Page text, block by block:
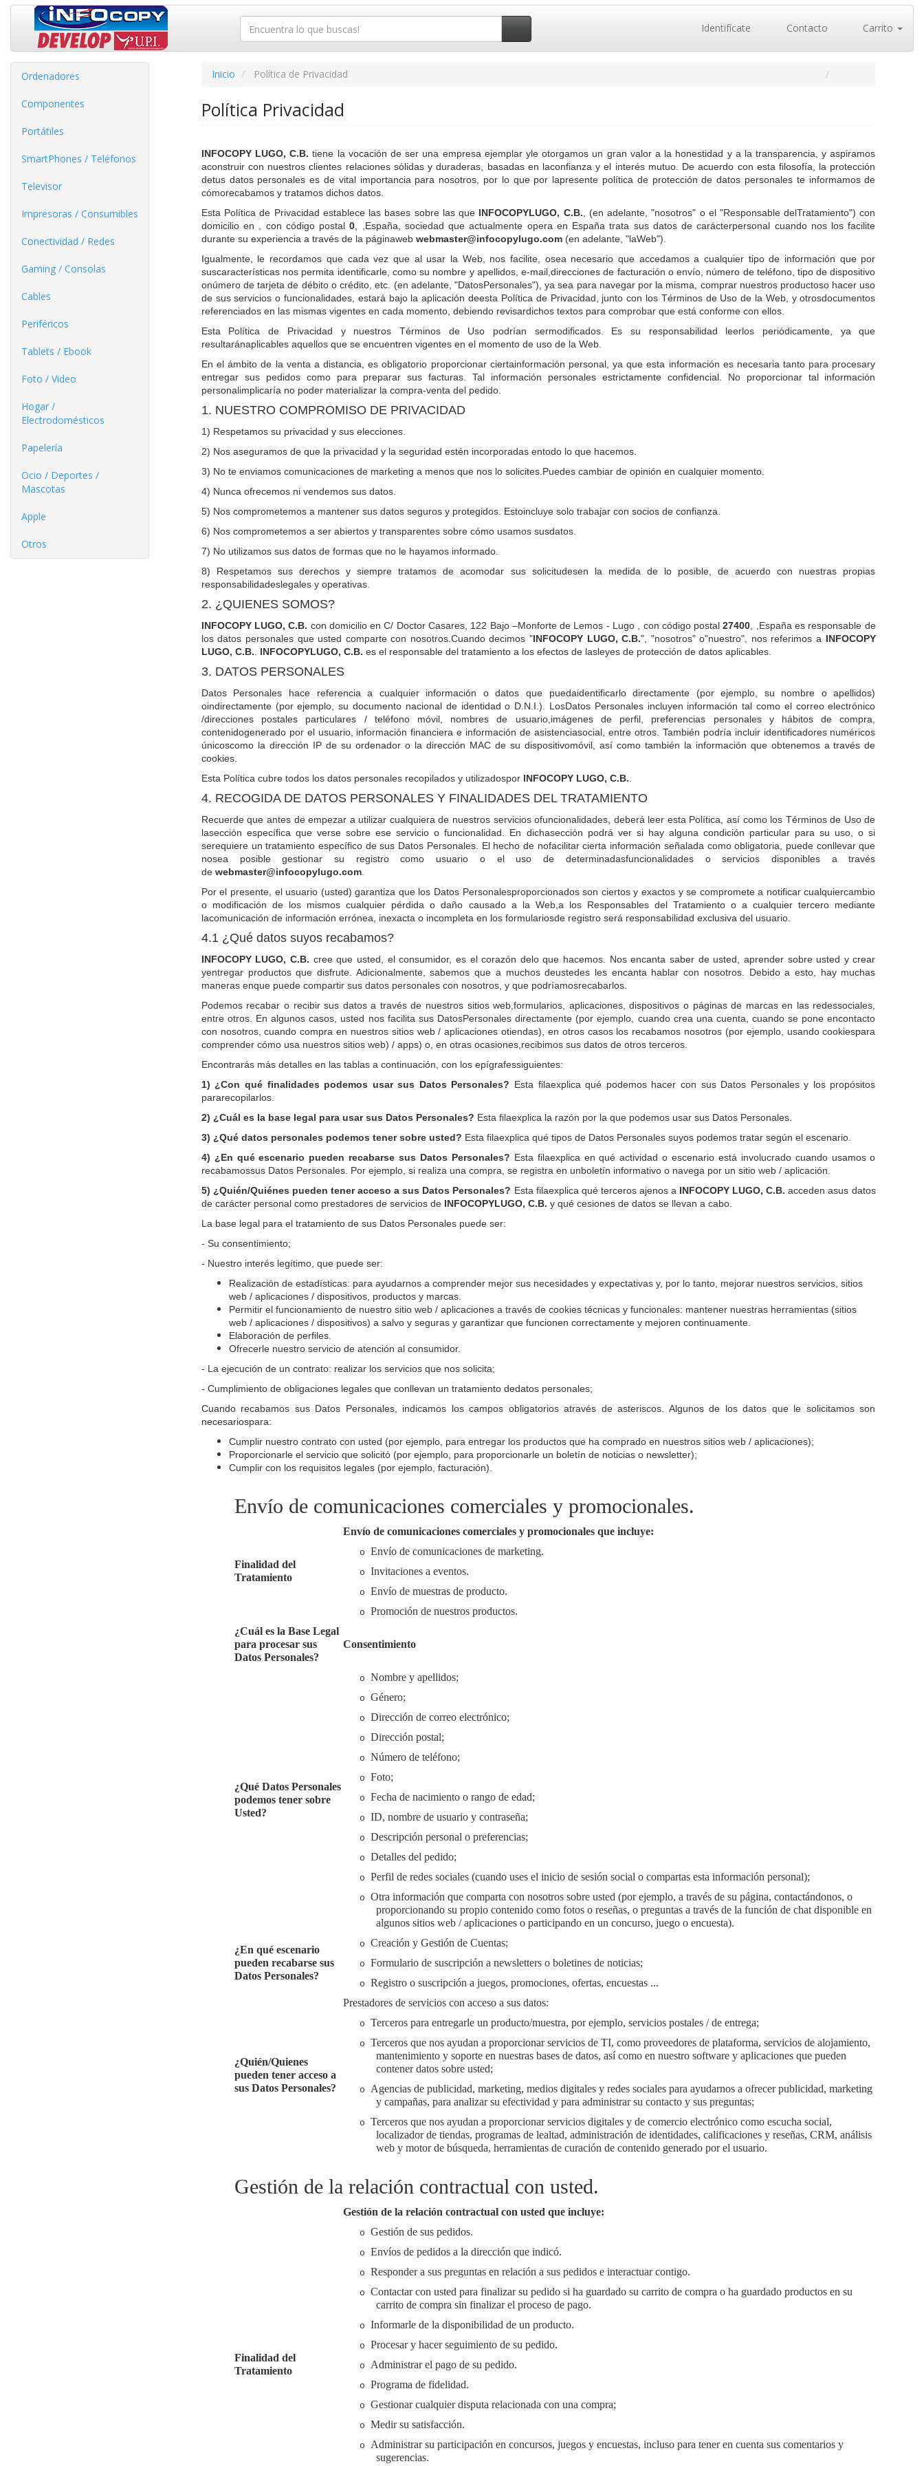
Identifícate Contacto Carrito
Ordenadores
Componentes
Portátiles
SmartPhones / Teléfonos
Televisor
Impresoras / Consumibles
Conectividad / Redes
Gaming / Consolas
Cables
Periféricos
Tablets / Ebook
Foto / Video
Hogar /
Electrodomésticos
Papelería
Ocio / Deportes /
Mascotas
Apple
Otros
Inicio Política de Privacidad
Política Privacidad
INFOCOPY LUGO, C.B. tiene la vocación de ser una empresa ejemplar yle otorgamos un gran valor a la honestidad y a la transparencia, y aspiramos
aconstruir con nuestros clientes relaciones sólidas y duraderas, basadas en laconfianza y el interés mutuo. De acuerdo con esta filosofía, la protección
detus datos personales es de vital importancia para nosotros, por lo que por lapresente política de protección de datos personales te informamos de
cómorecabamos y tratamos dichos datos.
Esta Política de Privacidad establece las bases sobre las que INFOCOPYLUGO, C.B. , (en adelante, "nosotros" o el "Responsable delTratamiento") con
domicilio en , con código postal0 , ,España, sociedad que actualmente opera en España trata sus datos de carácterpersonal cuando nos los facilite
durante su experiencia a través de la páginaweb webmaster@infocopylugo.com(en adelante, "laWeb").
Igualmente, le recordamos que cada vez que al usar la Web, nos facilite, osea necesario que accedamos a cualquier tipo de información que por
suscaracterísticas nos permita identificarle, como su nombre y apellidos, e-mail,direcciones de facturación o envío, número de teléfono, tipo de dispositivo
onúmero de tarjeta de débito o crédito, etc. (en adelante, "DatosPersonales"), ya sea para navegar por la misma, comprar nuestros productoso hacer uso
de sus servicios o funcionalidades, estará bajo la aplicación deesta Política de Privacidad, junto con los Términos de Uso de la Web, y otrosdocumentos
referenciados en las mismas vigentes en cada momento, debiendo revisardichos textos para comprobar que está conforme con ellos.
Esta Política de Privacidad y nuestros Términos de Uso podrían sermodificados. Es su responsabilidad leerlos periódicamente, ya que
resultaránaplicables aquellos que se encuentren vigentes en el momento de uso de la Web.
En el ámbito de la venta a distancia, es obligatorio proporcionar ciertainformación personal, ya que esta información es necesaria tanto para procesary
entregar sus pedidos como para preparar sus facturas. Tal información personales estrictamente confidencial. No proporcionar tal información
personalimplicaría no poder materializar la compra-venta del pedido.
1. NUESTRO COMPROMISO DE PRIVACIDAD
1) Respetamos su privacidad y sus elecciones.
2) Nos aseguramos de que la privacidad y la seguridad estén incorporadas entodo lo que hacemos.
3) No te enviamos comunicaciones de marketing a menos que nos lo solicites.Puedes cambiar de opinión en cualquier momento.
4) Nunca ofrecemos ni vendemos sus datos.
5) Nos comprometemos a mantener sus datos seguros y protegidos. Estoincluye solo trabajar con socios de confianza.
6) Nos comprometemos a ser abiertos y transparentes sobre cómo usamos susdatos.
7) No utilizamos sus datos de formas que no le hayamos informado.
8) Respetamos sus derechos y siempre tratamos de acomodar sus solicitudesen la medida de lo posible, de acuerdo con nuestras propias
responsabilidadeslegales y operativas.
2. ¿QUIENES SOMOS?
INFOCOPY LUGO, C.B. con domicilio en C/ Doctor Casares, 122 Bajo –Monforte de Lemos - Lugo , con código postal27400 , ,España es responsable de
los datos personales que usted comparte con nosotros.Cuando decimos "INFOCOPY LUGO, C.B.", "nosotros" o"nuestro", nos referimos a INFOCOPY
LUGO, C.B.
INFOCOPYLUGO, C.B. es el responsable del tratamiento a los efectos de lasleyes de protección de datos aplicables.
3. DATOS PERSONALES
Datos Personales hace referencia a cualquier información o datos que puedaidentificarlo directamente (por ejemplo, su nombre o apellidos)
oindirectamente (por ejemplo, su documento nacional de identidad o D.N.I.). LosDatos Personales incluyen información tal como el correo electrónico
/direcciones postales particulares / teléfono móvil, nombres de usuario,imágenes de perfil, preferencias personales y hábitos de compra,
contenidogenerado por el usuario, información financiera e información de asistenciasocial, entre otros. También podría incluir identificadores numéricos
únicoscomo la dirección IP de su ordenador o la dirección MAC de su dispositivomóvil, así como también la información que obtenemos a través de
cookies.
Esta Política cubre todos los datos personales recopilados y utilizadospor INFOCOPY LUGO, C.B.
4. RECOGIDA DE DATOS PERSONALES Y FINALIDADES DEL TRATAMIENTO
Recuerde que antes de empezar a utilizar cualquiera de nuestros servicios ofuncionalidades, deberá leer esta Política, así como los Términos de Uso de
lasección específica que verse sobre ese servicio o funcionalidad. En dichasección podrá ver si hay alguna condición particular para su uso, o si
serequiere un tratamiento específico de sus Datos Personales. El hecho de nofacilitar cierta información señalada como obligatoria, puede conllevar que
nosea posible gestionar su registro como usuario o el uso de determinadasfuncionalidades o servicios disponibles a través
de webmaster@infocopylugo.com.
Por el presente, el usuario (usted) garantiza que los Datos Personalesproporcionados son ciertos y exactos y se compromete a notificar cualquiercambio
o modificación de los mismos cualquier pérdida o daño causado a la Web,a los Responsables del Tratamiento o a cualquier tercero mediante
lacomunicación de información errónea, inexacta o incompleta en los formulariosde registro será responsabilidad exclusiva del usuario.
4.1 ¿Qué datos suyos recabamos?
INFOCOPY LUGO, C.B. cree que usted, el consumidor, es el corazón delo que hacemos. Nos encanta saber de usted, aprender sobre usted y crear
yentregar productos que disfrute. Adicionalmente, sabemos que a muchos deustedes les encanta hablar con nosotros. Debido a esto, hay muchas
maneras enque puede compartir sus datos personales con nosotros, y que podríamosrecabarlos.
Podemos recabar o recibir sus datos a través de nuestros sitios web,formularios, aplicaciones, dispositivos o páginas de marcas en las redessociales,
entre otros. En algunos casos, usted nos facilita sus DatosPersonales directamente (por ejemplo, cuando crea una cuenta, cuando se pone encontacto
con nosotros, cuando compra en nuestros sitios web / aplicaciones otiendas), en otros casos los recabamos nosotros (por ejemplo, usando cookiespara
comprender cómo usa nuestros sitios web) / apps) o, en otras ocasiones,recibimos sus datos de otros terceros.
Encontrarás más detalles en las tablas a continuación, con los epígrafessiguientes:
1) ¿Con qué finalidades podemos usar sus Datos Personales? Esta filaexplica qué podemos hacer con sus Datos Personales y los propósitos
pararecopilarlos.
2) ¿Cuál es la base legal para usar sus Datos Personales? Esta filaexplica la razón por la que podemos usar sus Datos Personales.
3) ¿Qué datos personales podemos tener sobre usted? Esta filaexplica qué tipos de Datos Personales suyos podemos tratar según el escenario.
4) ¿En qué escenario pueden recabarse sus Datos Personales? Esta filaexplica en qué actividad o escenario está involucrado cuando usamos o
recabamossus Datos Personales. Por ejemplo, si realiza una compra, se registra en unboletín informativo o navega por un sitio web / aplicación.
5) ¿Quién/Quiénes pueden tener acceso a sus Datos Personales? Esta filaexplica qué terceros ajenos a INFOCOPY LUGO, C.B. acceden asus datos
de carácter personal como prestadores de servicios de INFOCOPYLUGO, C.B. y qué cesiones de datos se llevan a cabo.
La base legal para el tratamiento de sus Datos Personales puede ser:
- Su consentimiento;
- Nuestro interés legítimo, que puede ser:
Realización de estadísticas: para ayudarnos a comprender mejor sus necesidades y expectativas y, por lo tanto, mejorar nuestros servicios, sitios
web / aplicaciones / dispositivos, productos y marcas.
Permitir el funcionamiento de nuestro sitio web / aplicaciones a través de cookies técnicas y funcionales: mantener nuestras herramientas (sitios
web / aplicaciones / dispositivos) a salvo y seguras y garantizar que funcionen correctamente y mejoren continuamente.
Elaboración de perfiles.
Ofrecerle nuestro servicio de atención al consumidor.
- La ejecución de un contrato: realizar los servicios que nos solicita;
- Cumplimiento de obligaciones legales que conllevan un tratamiento dedatos personales;
Cuando recabamos sus Datos Personales, indicamos los campos obligatorios através de asteriscos. Algunos de los datos que le solicitamos son
necesariospara:
Cumplir nuestro contrato con usted (por ejemplo, para entregar los productos que ha comprado en nuestros sitios web / aplicaciones);
Proporcionarle el servicio que solicitó (por ejemplo, para proporcionarle un boletín de noticias o newsletter);
Cumplir con los requisitos legales (por ejemplo, facturación).
Envío de comunicaciones comerciales y promocionales.
Finalidad del
Tratamiento
Envío de comunicaciones comerciales y promocionales que incluye:
o Envío de comunicaciones de marketing.
o Invitaciones a eventos.
o Envío de muestras de producto.
o Promoción de nuestros productos.
¿Cuál es la Base Legal
para procesar sus
Datos Personales?
Consentimiento
¿Qué Datos Personales
podemos tener sobre
Usted?
o Nombre y apellidos;
o Género;
o Dirección de correo electrónico;
o Dirección postal;
o Número de teléfono;
o Foto;
o Fecha de nacimiento o rango de edad;
o ID, nombre de usuario y contraseña;
o Descripción personal o preferencias;
o Detalles del pedido;
o Perfil de redes sociales (cuando uses el inicio de sesión social o compartas esta información personal);
o Otra información que comparta con nosotros sobre usted (por ejemplo, a través de su página, contactándonos, o
proporcionando su propio contenido como fotos o reseñas, o preguntas a través de la función de chat disponible en
algunos sitios web / aplicaciones o participando en un concurso, juego o encuesta).
¿En qué escenario
pueden recabarse sus
Datos Personales?
o Creación y Gestión de Cuentas;
o Formulario de suscripción a newsletters o boletines de noticias;
o Registro o suscripción a juegos, promociones, ofertas, encuestas ...
¿Quién/Quienes
pueden tener acceso a
sus Datos Personales?
Prestadores de servicios con acceso a sus datos:
o Terceros para entregarle un producto/muestra, por ejemplo, servicios postales / de entrega;
o Terceros que nos ayudan a proporcionar servicios de TI, como proveedores de plataforma, servicios de alojamiento,
mantenimiento y soporte en nuestras bases de datos, así como en nuestro software y aplicaciones que pueden
contener datos sobre usted;
o
Agencias de publicidad, marketing, medios digitales y redes sociales para ayudarnos a ofrecer publicidad, marketing
y campañas, para analizar su efectividad y para administrar su contacto y sus preguntas;
o Terceros que nos ayudan a proporcionar servicios digitales y de comercio electrónico como escucha social,
localizador de tiendas, programas de lealtad, administración de identidades, calificaciones y reseñas, CRM, análisis
web y motor de búsqueda, herramientas de curación de contenido generado por el usuario.
Gestión de la relación contractual con usted.
Finalidad del
Tratamiento
Gestión de la relación contractual con usted que incluye:
o Gestión de sus pedidos.
o Envíos de pedidos a la dirección que indicó.
o Responder a sus preguntas en relación a sus pedidos e interactuar contigo.
o Contactar con usted para finalizar su pedido si ha guardado su carrito de compra o ha guardado productos en su
carrito de compra sin finalizar el proceso de pago.
o Informarle de la disponibilidad de un producto.
o Procesar y hacer seguimiento de su pedido.
o Administrar el pago de su pedido.
o Programa de fidelidad.
o Gestionar cualquier disputa relacionada con una compra;
o Medir su satisfacción.
o
Administrar su participación en concursos, juegos y encuestas, incluso para tener en cuenta sus comentarios y
sugerencias.